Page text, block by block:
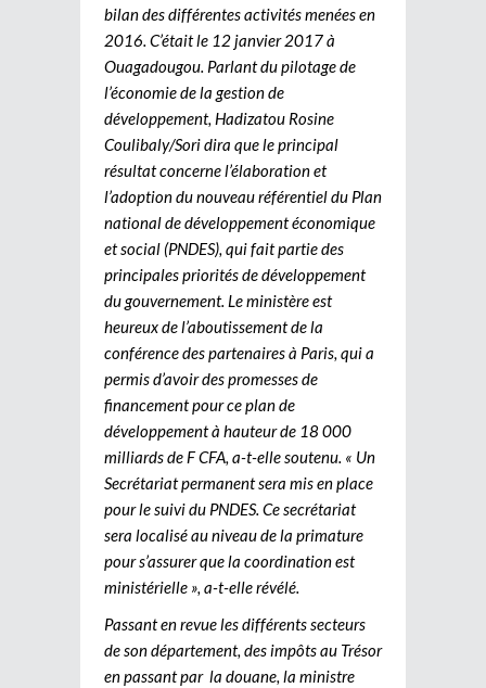
bilan des différentes activités menées en
2016. C’était le 12 janvier 2017 à
Ouagadougou. Parlant du pilotage de
l’économie de la gestion de
développement, Hadizatou Rosine
Coulibaly/Sori dira que le principal
résultat concerne l’élaboration et
l’adoption du nouveau référentiel du Plan
national de développement économique
et social (PNDES), qui fait partie des
principales priorités de développement
du gouvernement. Le ministère est
heureux de l’aboutissement de la
conférence des partenaires à Paris, qui a
permis d’avoir des promesses de
financement pour ce plan de
développement à hauteur de 18 000
milliards de F CFA, a-t-elle soutenu. « Un
Secrétariat permanent sera mis en place
pour le suivi du PNDES. Ce secrétariat
sera localisé au niveau de la primature
pour s’assurer que la coordination est
ministérielle », a-t-elle révélé.
Passant en revue les différents secteurs
de son département, des impôts au Trésor
en passant par la douane, la ministre